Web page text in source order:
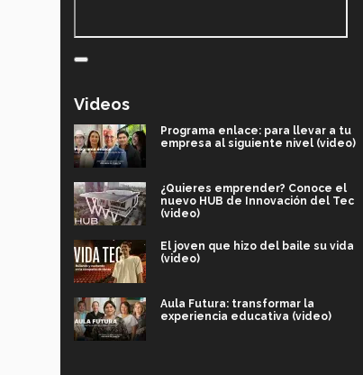
Videos
Programa enlace: para llevar a tu
empresa al siguiente nivel (video)
¿Quieres emprender? Conoce el
nuevo HUB de Innovación del Tec
(video)
El joven que hizo del baile su vida
(video)
Aula Futura: transformar la
experiencia educativa (video)